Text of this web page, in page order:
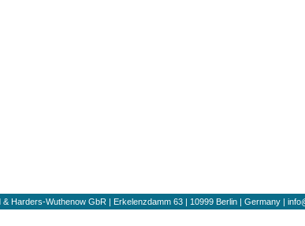
Harders-Wuthenow GbR | Erkelenzdamm 63 | 10999 Berlin | Germany |